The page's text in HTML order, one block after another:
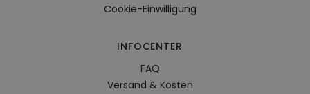
Cookie-Einwilligung
INFOCENTER
FAQ
Versand & Kosten